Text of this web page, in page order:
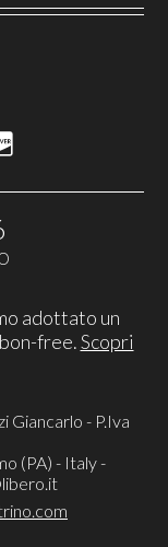
adottato un
free.Scopri
Giancarlo - P.Iva
(PA) - Italy -